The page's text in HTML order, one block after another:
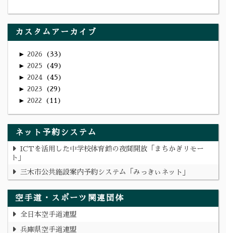
カスタムアーカイブ
► 2026 33
► 2025 49
► 2024 45
► 2023 29
► 2022 11
ネット予約システム
ICTを活用した中学校体育館の夜間開放「まちかぎリモー
ト」
三木市公共施設案内予約システム「みっきぃネット」
空手道・スポーツ関連団体
全日本空手道連盟
兵庫県空手道連盟